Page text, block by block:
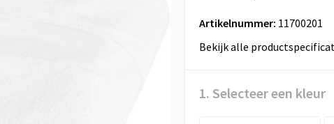
Artikelnummer: 11700201
Bekijk alle
1. Selecteer een kleur